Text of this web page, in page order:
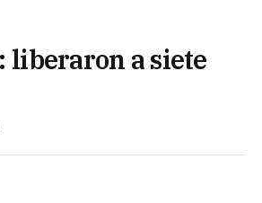
liberaron a siete